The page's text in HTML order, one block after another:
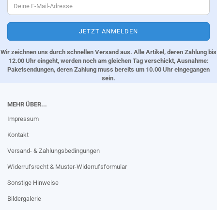
Wir zeichnen uns durch schnellen Versand aus. Alle Artikel, deren Zahlung bis
12.00 Uhr eingeht, werden noch am gleichen Tag verschickt, Ausnahme:
Paketsendungen, deren Zahlung muss bereits um 10.00 Uhr eingegangen
sein.
MEHR ÜBER...
Impressum
Kontakt
Versand- & Zahlungsbedingungen
Widerrufsrecht & Muster-Widerrufsformular
Sonstige Hinweise
Bildergalerie